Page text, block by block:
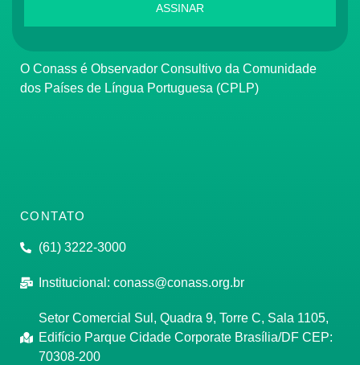
ASSINAR
O Conass é Observador Consultivo da Comunidade
dos Países de Língua Portuguesa (CPLP)
CONTATO
(61) 3222-3000
Institucional: conass@conass.org.br
Setor Comercial Sul, Quadra 9, Torre C, Sala 1105,
Edifício Parque Cidade Corporate Brasília/DF CEP:
70308-200